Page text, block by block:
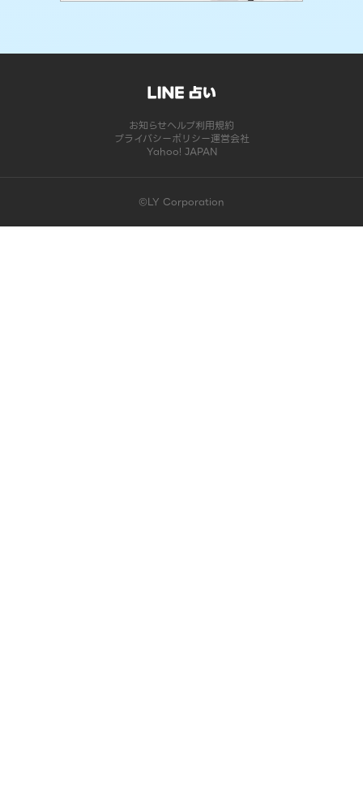
お知らせヘルプ利用規約
プライバシーポリシー運営会社
Yahoo! JAPAN
©LY Corporation
このコンテンツは掲載が終了しました | LINE占い